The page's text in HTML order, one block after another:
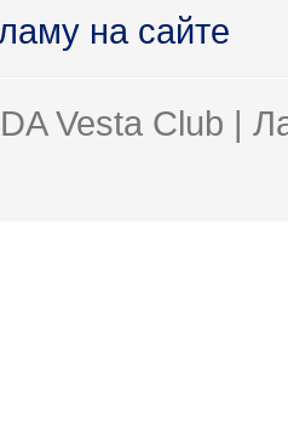
на сайте
Vesta Club |